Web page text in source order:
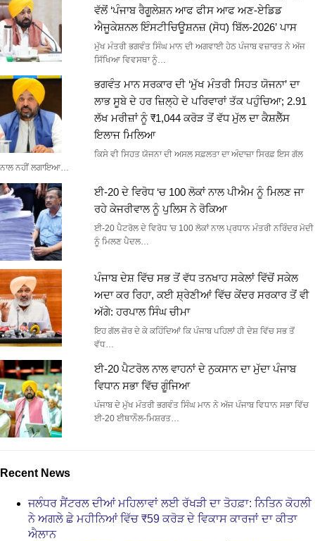
ਵੱਲੋਂ ‘ਪੰਜਾਬ ਰੈਗੂਲੇਸ਼ਨ ਆਫ ਫੀਸ ਆਫ ਅਣ-ਏਡਿਡ
ਐਜੂਕੇਸ਼ਨਲ ਇੰਸਟੀਚਿਊਸ਼ਨਜ਼ (ਸੋਧ) ਬਿੱਲ-2026’ ਪਾਸ
ਮੁੱਖ ਮੰਤਰੀ ਭਗਵੰਤ ਸਿੰਘ ਮਾਨ ਦੀ ਅਗਵਾਈ ਹੇਠ ਪੰਜਾਬ ਵਜ਼ਾਰਤ ਨੇ ਅੱਜ
ਸਿੱਖਿਆ ਵਿਵਸਥਾ ਨੂੰ…
ਭਗਵੰਤ ਮਾਨ ਸਰਕਾਰ ਦੀ ‘ਮੁੱਖ ਮੰਤਰੀ ਸਿਹਤ ਯੋਜਨਾ’ ਦਾ
ਲਾਭ ਸੂਬੇ ਦੇ ਹਰ ਜ਼ਿਲ੍ਹੇ ਦੇ ਪਰਿਵਾਰਾਂ ਤੱਕ ਪਹੁੰਚਿਆ; 2.91
ਲੱਖ ਮਰੀਜ਼ਾਂ ਨੂੰ ₹1,044 ਕਰੋੜ ਤੋਂ ਵੱਧ ਮੁੱਲ ਦਾ ਕੈਸ਼ਲੈੱਸ
ਇਲਾਜ ਮਿਲਿਆ
ਕਿਸੇ ਵੀ ਸਿਹਤ ਯੋਜਨਾ ਦੀ ਅਸਲ ਸਫ਼ਲਤਾ ਦਾ ਅੰਦਾਜ਼ਾ ਸਿਰਫ਼ ਇਸ ਗੱਲ
ਨਾਲ ਨਹੀਂ ਲਗਾਇਆ…
ਈ-20 ਦੇ ਵਿਰੋਧ ‘ਚ 100 ਲੋਕਾਂ ਨਾਲ ਪੀਐਮ ਨੂੰ ਮਿਲਣ ਜਾ
ਰਹੇ ਕੇਜਰੀਵਾਲ ਨੂੰ ਪੁਲਿਸ ਨੇ ਰੋਕਿਆ
ਈ-20 ਪੈਟਰੋਲ ਦੇ ਵਿਰੋਧ 'ਚ 100 ਲੋਕਾਂ ਨਾਲ ਪ੍ਰਧਾਨ ਮੰਤਰੀ ਨਰਿੰਦਰ ਮੋਦੀ
ਨੂੰ ਮਿਲਣ ਪੈਦਲ…
ਪੰਜਾਬ ਦੇਸ਼ ਵਿੱਚ ਸਭ ਤੋਂ ਵੱਧ ਤਨਖਾਹ ਸਕੇਲਾਂ ਵਿੱਚੋਂ ਸਕੇਲ
ਅਦਾ ਕਰ ਰਿਹਾ, ਕਈ ਸ਼੍ਰੇਣੀਆਂ ਵਿੱਚ ਕੇਂਦਰ ਸਰਕਾਰ ਤੋਂ ਵੀ
ਅੱਗੇ: ਹਰਪਾਲ ਸਿੰਘ ਚੀਮਾ
ਇਹ ਗੱਲ ਜ਼ੋਰ ਦੇ ਕੇ ਕਹਿੰਦਿਆਂ ਕਿ ਪੰਜਾਬ ਪਹਿਲਾਂ ਹੀ ਦੇਸ਼ ਵਿੱਚ ਸਭ ਤੋਂ
ਵੱਧ…
ਈ-20 ਪੈਟਰੋਲ ਨਾਲ ਵਾਹਨਾਂ ਦੇ ਨੁਕਸਾਨ ਦਾ ਮੁੱਦਾ ਪੰਜਾਬ
ਵਿਧਾਨ ਸਭਾ ਵਿੱਚ ਗੂੰਜਿਆ
ਪੰਜਾਬ ਦੇ ਮੁੱਖ ਮੰਤਰੀ ਭਗਵੰਤ ਸਿੰਘ ਮਾਨ ਨੇ ਅੱਜ ਪੰਜਾਬ ਵਿਧਾਨ ਸਭਾ ਵਿੱਚ
ਈ-20 ਈਥਾਨੌਲ-ਮਿਸ਼ਰਤ…
Recent News
ਜਲੰਧਰ ਸੈਂਟਰਲ ਦੀਆਂ ਮਹਿਲਾਵਾਂ ਲਈ ਰੱਖੜੀ ਦਾ ਤੋਹਫ਼ਾ: ਨਿਤਿਨ ਕੋਹਲੀ
ਨੇ ਅਗਲੇ ਛੇ ਮਹੀਨਿਆਂ ਵਿੱਚ ₹59 ਕਰੋੜ ਦੇ ਵਿਕਾਸ ਕਾਰਜਾਂ ਦਾ ਕੀਤਾ
ਐਲਾਨ